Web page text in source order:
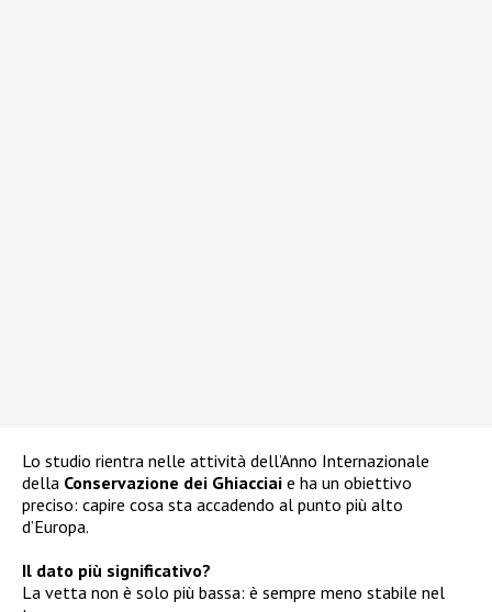
Lo studio rientra nelle attività dell’Anno Internazionale
della Conservazione dei Ghiacciai e ha un obiettivo
preciso: capire cosa sta accadendo al punto più alto
d’Europa.
Il dato più significativo?
La vetta non è solo più bassa: è sempre meno stabile nel